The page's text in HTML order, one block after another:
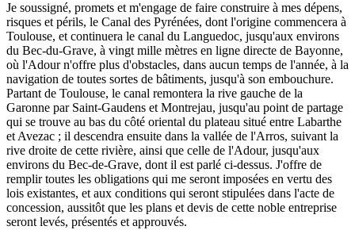
Je soussigné, promets et m'engage de faire construire à mes dépens,
risques et périls, le Canal des Pyrénées, dont l'origine commencera à
Toulouse, et continuera le canal du Languedoc, jusqu'aux environs
du Bec-du-Grave, à vingt mille mètres en ligne directe de Bayonne,
où l'Adour n'offre plus d'obstacles, dans aucun temps de l'année, à la
navigation de toutes sortes de bâtiments, jusqu'à son embouchure.
Partant de Toulouse, le canal remontera la rive gauche de la
Garonne par Saint-Gaudens et Montrejau, jusqu'au point de partage
qui se trouve au bas du côté oriental du plateau situé entre Labarthe
et Avezac ; il descendra ensuite dans la vallée de l'Arros, suivant la
rive droite de cette rivière, ainsi que celle de l'Adour, jusqu'aux
environs du Bec-de-Grave, dont il est parlé ci-dessus. J'offre de
remplir toutes les obligations qui me seront imposées en vertu des
lois existantes, et aux conditions qui seront stipulées dans l'acte de
concession, aussitôt que les plans et devis de cette noble entreprise
seront levés, présentés et approuvés.